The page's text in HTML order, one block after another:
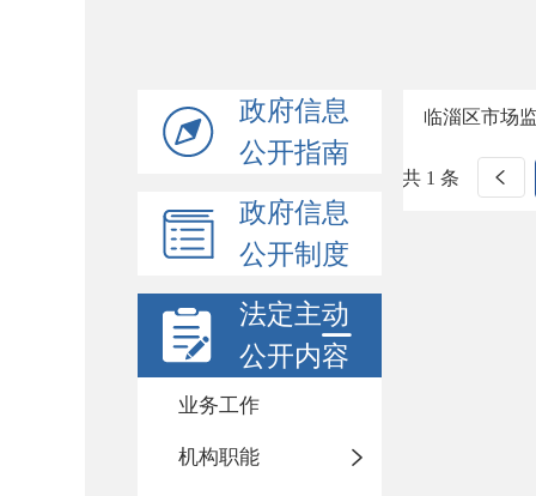
政府信息
公开指南
政府信息
公开制度
法定主动
公开内容
业务工作
机构职能
临淄区市场
共 1 条